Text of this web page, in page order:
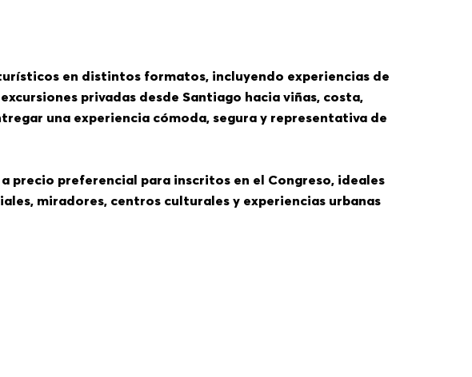
en distintos formatos, incluyendo experiencias de
privadas desde Santiago hacia viñas, costa,
una experiencia cómoda, segura y representativa de
precio preferencial para inscritos en el Congreso, ideales
miradores, centros culturales y experiencias urbanas